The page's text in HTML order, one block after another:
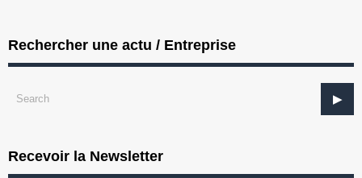
Rechercher une actu / Entreprise
Recevoir la Newsletter